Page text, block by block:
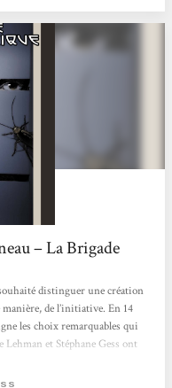
– La Brigade
distinguer une création
manière, de l’initiative. En 14
les choix remarquables qui
et Stéphane Gess ont
trouble. La conclusion de